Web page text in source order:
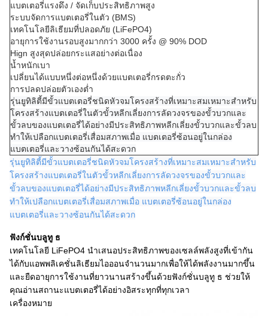
แบตเตอรี่แรงดึง / จัดเก็บประสิทธิภาพสูง
ระบบจัดการแบตเตอรี่ในตัว (BMS)
เทคโนโลยีลิเธียมที่ปลอดภัย (LiFePO4)
อายุการใช้งานรอบสูงมากกว่า 3000 ครั้ง @ 90% DOD
Hign สูงสุดปล่อยกระแสอย่างต่อเนื่อง
น้ำหนักเบา
เปลี่ยนได้แบบหนึ่งต่อหนึ่งด้วยแบตเตอรี่กรดตะกั่ว
การปลดปล่อยตัวเองต่ำ
รุ่นยูทิลิตี้มีขั้วแบตเตอรี่ชนิดหัวจมโครงสร้างที่เหมาะสมเหมาะสำหรับ
โครงสร้างแบตเตอรี่ในตัวขั้วหลีกเลี่ยงการลัดวงจรของขั้วบวกและ
ขั้วลบของแบตเตอรี่ได้อย่างมีประสิทธิภาพหลีกเลี่ยงขั้วบวกและขั้วลบ
ทำให้เปลือกแบตเตอรี่เสื่อมสภาพเมื่อ แบตเตอรี่ซ้อนอยู่ในกล่อง
แบตเตอรี่และวางซ้อนกันได้สะดวก
รุ่นยูทิลิตี้มีขั้วแบตเตอรี่ชนิดหัวจมโครงสร้างที่เหมาะสมเหมาะสำหรับ
โครงสร้างแบตเตอรี่ในตัวขั้วหลีกเลี่ยงการลัดวงจรของขั้วบวกและ
ขั้วลบของแบตเตอรี่ได้อย่างมีประสิทธิภาพหลีกเลี่ยงขั้วบวกและขั้วลบ
ทำให้เปลือกแบตเตอรี่เสื่อมสภาพเมื่อ แบตเตอรี่ซ้อนอยู่ในกล่อง
แบตเตอรี่และวางซ้อนกันได้สะดวก
ฟังก์ชั่นบลูทู ธ
เทคโนโลยี LiFePO4 นำเสนอประสิทธิภาพของเซลล์พลังสูงที่เข้ากัน
ได้กับแอพพลิเคชั่นลิเธียมไอออนจำนวนมากเพื่อให้ได้พลังงานมากขึ้น
และยืดอายุการใช้งานที่ยาวนานสร้างขึ้นด้วยฟังก์ชั่นบลูทู ธ ช่วยให้
คุณอ่านสถานะแบตเตอรี่ได้อย่างอิสระทุกที่ทุกเวลา
เครื่องหมาย